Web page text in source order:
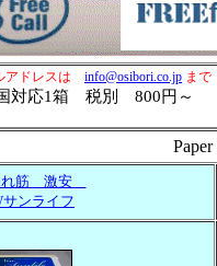
アドレスは info@osibori.co.jp ま
対応1箱 税別 800円～ （
筋 激安
サンライフ